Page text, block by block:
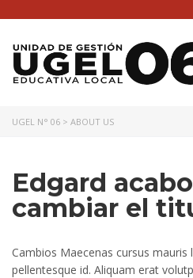
UGEL N° 06 > ABOUT US
Edgard
cambiar el
Cambios Maecenas cursus
pellentesque id. Aliquam erat